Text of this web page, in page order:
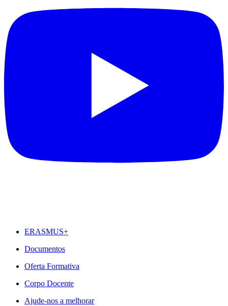
ERASMUS+
Documentos
Oferta Formativa
Corpo Docente
Ajude-nos a melhorar